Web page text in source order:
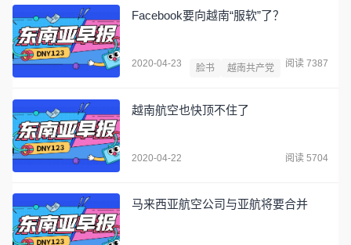
Facebook要向越南“服软”了？
2020-04-23 脸书 越南共产党 阅读 7387
越南航空也快顶不住了
2020-04-22 阅读 5704
马来西亚航空公司与亚航将要合并